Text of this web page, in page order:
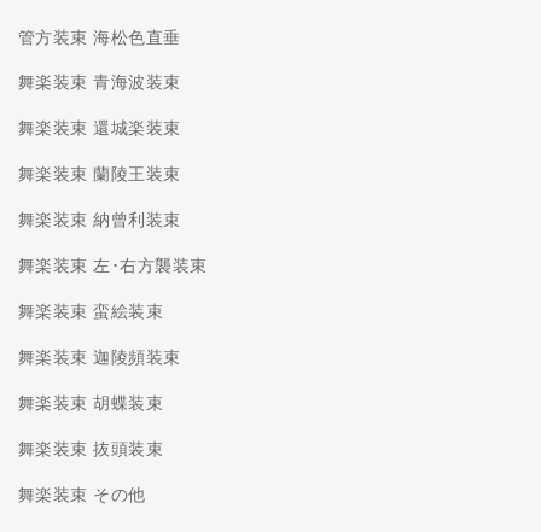
管方装束 海松色直垂
舞楽装束 青海波装束
舞楽装束 還城楽装束
舞楽装束 蘭陵王装束
舞楽装束 納曾利装束
舞楽装束 左･右方襲装束
舞楽装束 蛮絵装束
舞楽装束 迦陵頻装束
舞楽装束 胡蝶装束
舞楽装束 抜頭装束
舞楽装束 その他